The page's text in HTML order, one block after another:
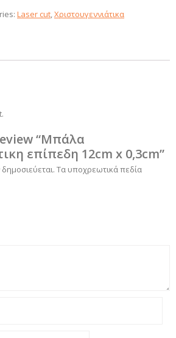
Laser cut,Χριστουγεννιάτικα
“Μπάλα
επίπεδη 12cm x 0,3cm”
Τα υποχρεωτικά πεδία